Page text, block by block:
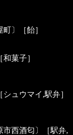
〕［飴］
菓子］
ュウマイ,駅弁］
市西酒匂〕［駅弁,